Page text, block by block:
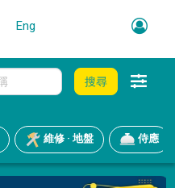
Eng
搜尋
維修 · 地盤 侍應